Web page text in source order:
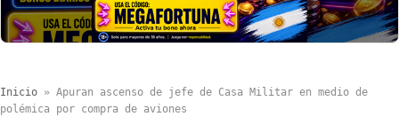
Inicio » Apuran ascenso de jefe de Casa Militar en medio de
polémica por compra de aviones